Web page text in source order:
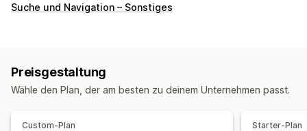
Suche und Navigation – Sonstiges
Preisgestaltung
Wähle den Plan, der am besten zu deinem Unternehmen passt.
Custom-Plan Starter-Plan